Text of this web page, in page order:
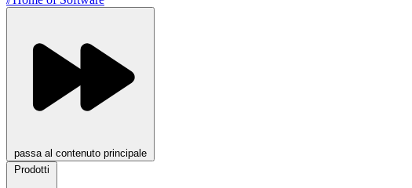
passa al contenuto principale
Prodotti